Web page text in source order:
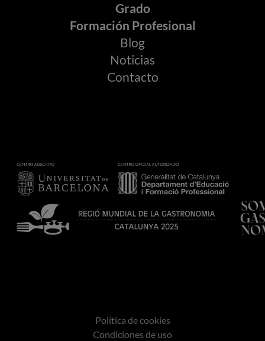
Grado
Formación Profesional
Blog
Noticias
Contacto
Política de cookies
Condiciones de uso